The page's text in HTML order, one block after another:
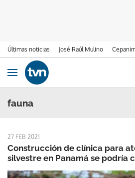
Últimas noticias José Raúl Mulino
Ir al contenido
Obrir navegació
fauna
27 FEB 2021
Construcción de clínica para
silvestre en Panamá se podría